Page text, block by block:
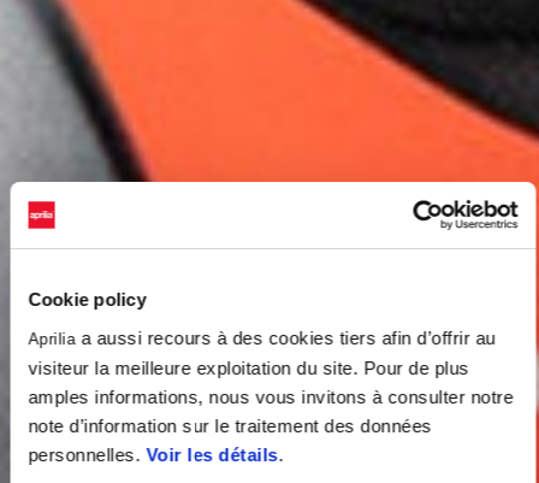
Cookie policy
Aprilia a aussi recours à des cookies tiers afin d’offrir au
visiteur la meilleure exploitation du site. Pour de plus
amples informations, nous vous invitons à consulter notre
note d’information sur le traitement des données
personnelles. Voir les détails.